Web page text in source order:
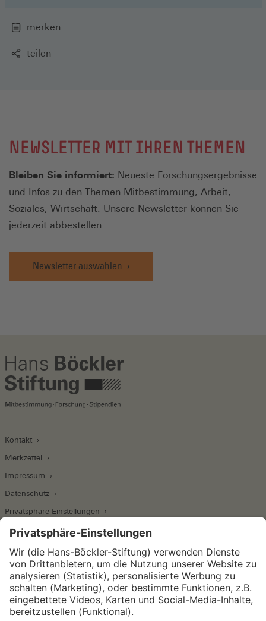
merken
teilen
NEWSLETTER MIT IHREN THEMEN
Bleiben Sie informiert: Neueste Forschungsergebnisse
und Infos zu den Themen Mitbestimmung, Arbeit,
Soziales, Wirtschaft. Unsere Newsletter können Sie
jederzeit abbestellen.
Newsletter auswählen
Kontakt
Merkzettel
Impressum
Datenschutz
Privatsphäre-Einstellungen
Wirtschafts- und Sozialwissenschaftliches Institut
Institut für Makroökonomie und
Konjunkturforschung